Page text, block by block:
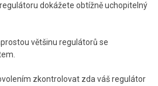
dokážete obtížně uchopitelný
většinu regulátorů se
zkontrolovat zda váš regulátor